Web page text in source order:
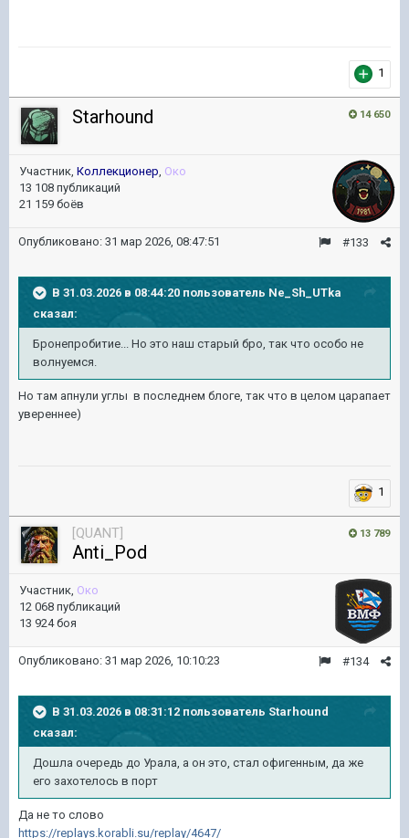
1
14 650
Starhound
Участник, Коллекционер, Око
13 108 публикаций
21 159 боёв
#133
Опубликовано: 31 мар 2026, 08:47:51
В 31.03.2026 в 08:44:20 пользователь Ne_Sh_UTka
сказал:
Бронепробитие... Но это наш старый бро, так что особо не
волнуемся.
Но там апнули углы в последнем блоге, так что в целом царапает
увереннее)
1
13 789
[QUANT]
Anti_Pod
Участник, Око
12 068 публикаций
13 924 боя
#134
Опубликовано: 31 мар 2026, 10:10:23
В 31.03.2026 в 08:31:12 пользователь Starhound
сказал:
Дошла очередь до Урала, а он это, стал офигенным, да же
его захотелось в порт
Да не то слово
https://replays.korabli.su/replay/4647/